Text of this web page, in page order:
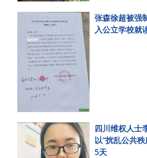
张森徐超被强
入公立学校就
四川维权人士
以“扰乱公共
5天